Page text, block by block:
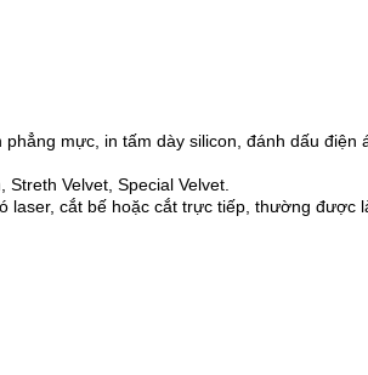
mực, in tấm dày silicon, đánh dấu điện
Velvet, Special Velvet.
cắt bế hoặc cắt trực tiếp, thường được